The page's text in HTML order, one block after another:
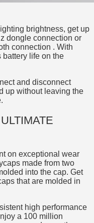
brightness, get up
dongle connection or
connection . With
battery life on the
and disconnect
up without leaving the
on exceptional wear
made from two
into the cap. Get
that are molded in
high performance
a 100 million